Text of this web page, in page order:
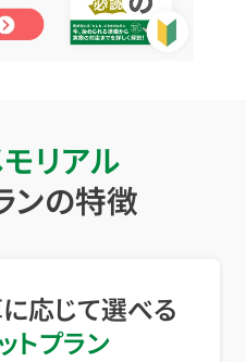
リアル
ンの特徴
応じて選べる
トプラン